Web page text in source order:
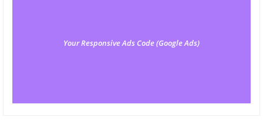
Your Responsive Ads Code (Google Ads)